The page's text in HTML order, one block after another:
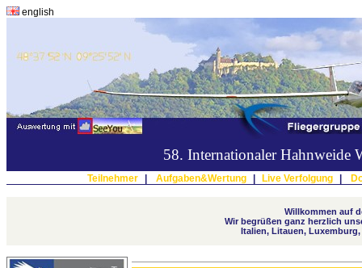
english
58. Internationaler Hahnweide
Teilnehmer Aufgaben&Wertung Live Verfolgung
Willkommen auf
Wir begrüßen ganz herzlich
Italien, Litauen,